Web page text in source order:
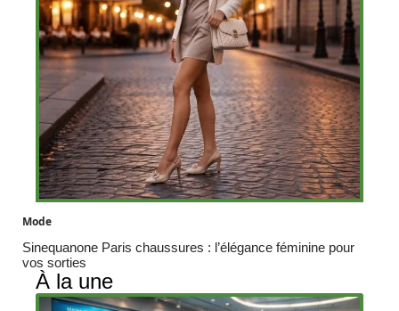
Mode
Sinequanone Paris chaussures : l’élégance féminine pour
vos sorties
À la une